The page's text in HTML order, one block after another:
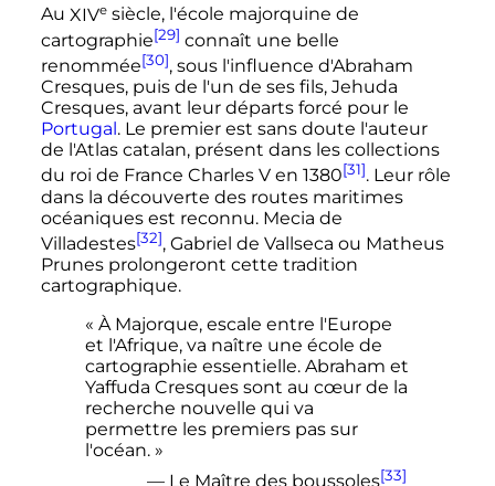
Au XIVe siècle, l'école majorquine de
cartographie[29] connaît une belle
renommée[30], sous l'influence d'Abraham
Cresques, puis de l'un de ses fils, Jehuda
Cresques, avant leur départs forcé pour le
Portugal . Le premier est sans doute l'auteur
de l'Atlas catalan, présent dans les collections
du roi de France Charles V en 1380[31]. Leur rôle
dans la découverte des routes maritimes
océaniques est reconnu. Mecia de
Villadestes[32], Gabriel de Vallseca ou Matheus
Prunes prolongeront cette tradition
cartographique.
« À Majorque, escale entre l'Europe
et l'Afrique, va naître une école de
cartographie essentielle. Abraham et
Yaffuda Cresques sont au cœur de la
recherche nouvelle qui va
permettre les premiers pas sur
l'océan. »
— Le Maître des boussoles[33]